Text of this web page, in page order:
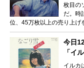
枚目の
だ。時
位、45万枚以上の売り上げ
今日
「イ
イルカ